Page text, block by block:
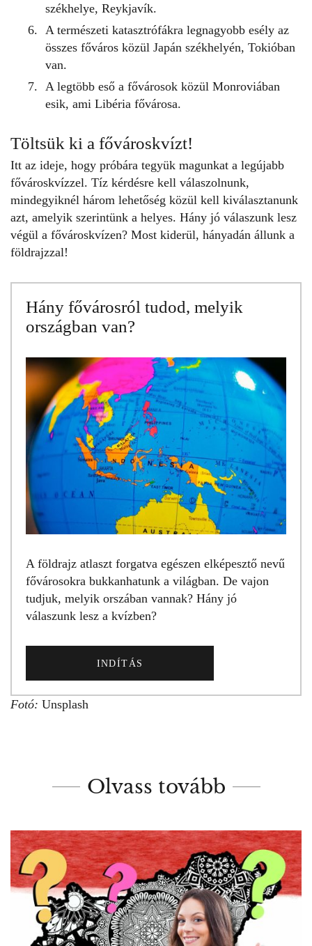
székhelye, Reykjavík.
A természeti katasztrófákra legnagyobb esély az
összes főváros közül Japán székhelyén, Tokióban
van.
A legtöbb eső a fővárosok közül Monroviában
esik, ami Libéria fővárosa.
Töltsük ki a fővároskvízt!
Itt az ideje, hogy próbára tegyük magunkat a legújabb
fővároskvízzel. Tíz kérdésre kell válaszolnunk,
mindegyiknél három lehetőség közül kell kiválasztanunk
azt, amelyik szerintünk a helyes. Hány jó válaszunk lesz
végül a fővároskvízen? Most kiderül, hányadán állunk a
földrajzzal!
Hány fővárosról tudod, melyik
országban van?
A földrajz atlaszt forgatva egészen elképesztő nevű
fővárosokra bukkanhatunk a világban. De vajon
tudjuk, melyik orszában vannak? Hány jó
válaszunk lesz a kvízben?
INDÍTÁS
Fotó: Unsplash
Olvass tovább